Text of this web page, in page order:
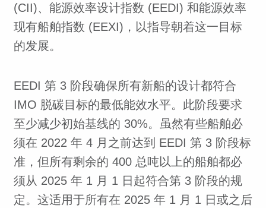
(CII)、能源效率设计指数 (EEDI) 和能源效率
现有船舶指数 (EEXI)，以指导朝着这一目标
的发展。
EEDI 第 3 阶段确保所有新船的设计都符合
IMO 脱碳目标的最低能效水平。此阶段要求
至少减少初始基线的 30%。虽然有些船舶必
须在 2022 年 4 月之前达到 EEDI 第 3 阶段标
准，但所有剩余的 400 总吨以上的船舶都必
须从 2025 年 1 月 1 日起符合第 3 阶段的规
定。这适用于所有在 2025 年 1 月 1 日或之后